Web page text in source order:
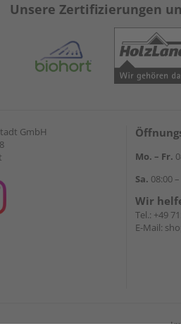
Unsere Zertifizierungen
GmbH
Mo. – Fr.
Sa. 08:00
Wir
Tel.: +49
E-Mail: